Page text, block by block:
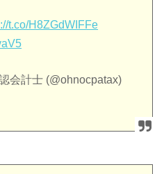
t.co/H8ZGdWIFFe
会計士 (@ohnocpatax)